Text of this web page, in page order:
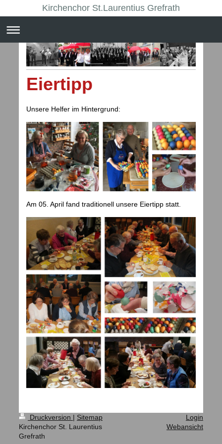
Kirchenchor St.Laurentius Grefrath
Eiertipp
Unsere Helfer im Hintergrund:
Am 05. April fand traditionell unsere Eiertipp statt.
Druckversion | Sitemap
Kirchenchor St. Laurentius
Grefrath
Login
Webansicht